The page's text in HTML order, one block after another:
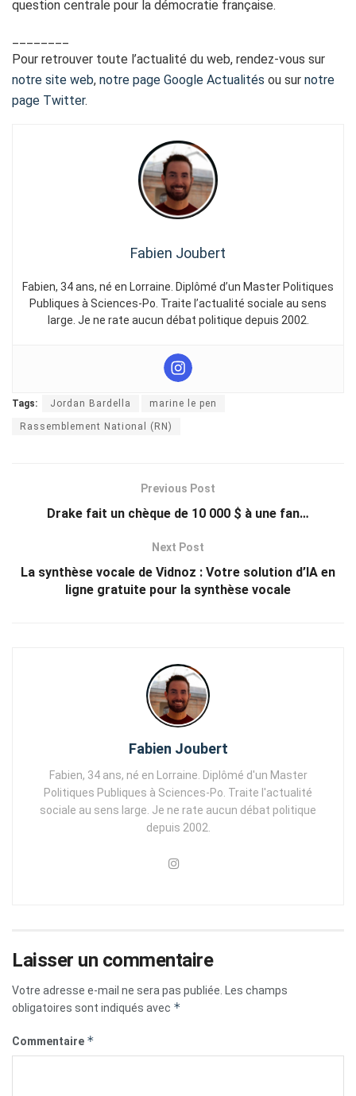
question centrale pour la démocratie française.
Pour retrouver toute l’actualité du web, rendez-vous sur
notre site web, notre page Google Actualités ou sur notre
page Twitter.
Fabien Joubert
Fabien, 34 ans, né en Lorraine. Diplômé d’un Master Politiques
Publiques à Sciences-Po. Traite l’actualité sociale au sens
large. Je ne rate aucun débat politique depuis 2002.
Tags: Jordan Bardella marine le pen
Rassemblement National (RN)
Previous Post
Drake fait un chèque de 10 000 $ à une fan…
Next Post
La synthèse vocale de Vidnoz : Votre solution d’IA en
ligne gratuite pour la synthèse vocale
Fabien Joubert
Fabien, 34 ans, né en Lorraine. Diplômé d'un Master
Politiques Publiques à Sciences-Po. Traite l'actualité
sociale au sens large. Je ne rate aucun débat politique
depuis 2002.
Laisser un commentaire
Votre adresse e-mail ne sera pas publiée. Les champs
obligatoires sont indiqués avec *
Commentaire *